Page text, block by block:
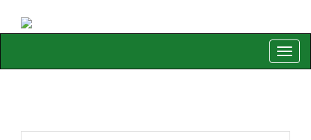
Toggle